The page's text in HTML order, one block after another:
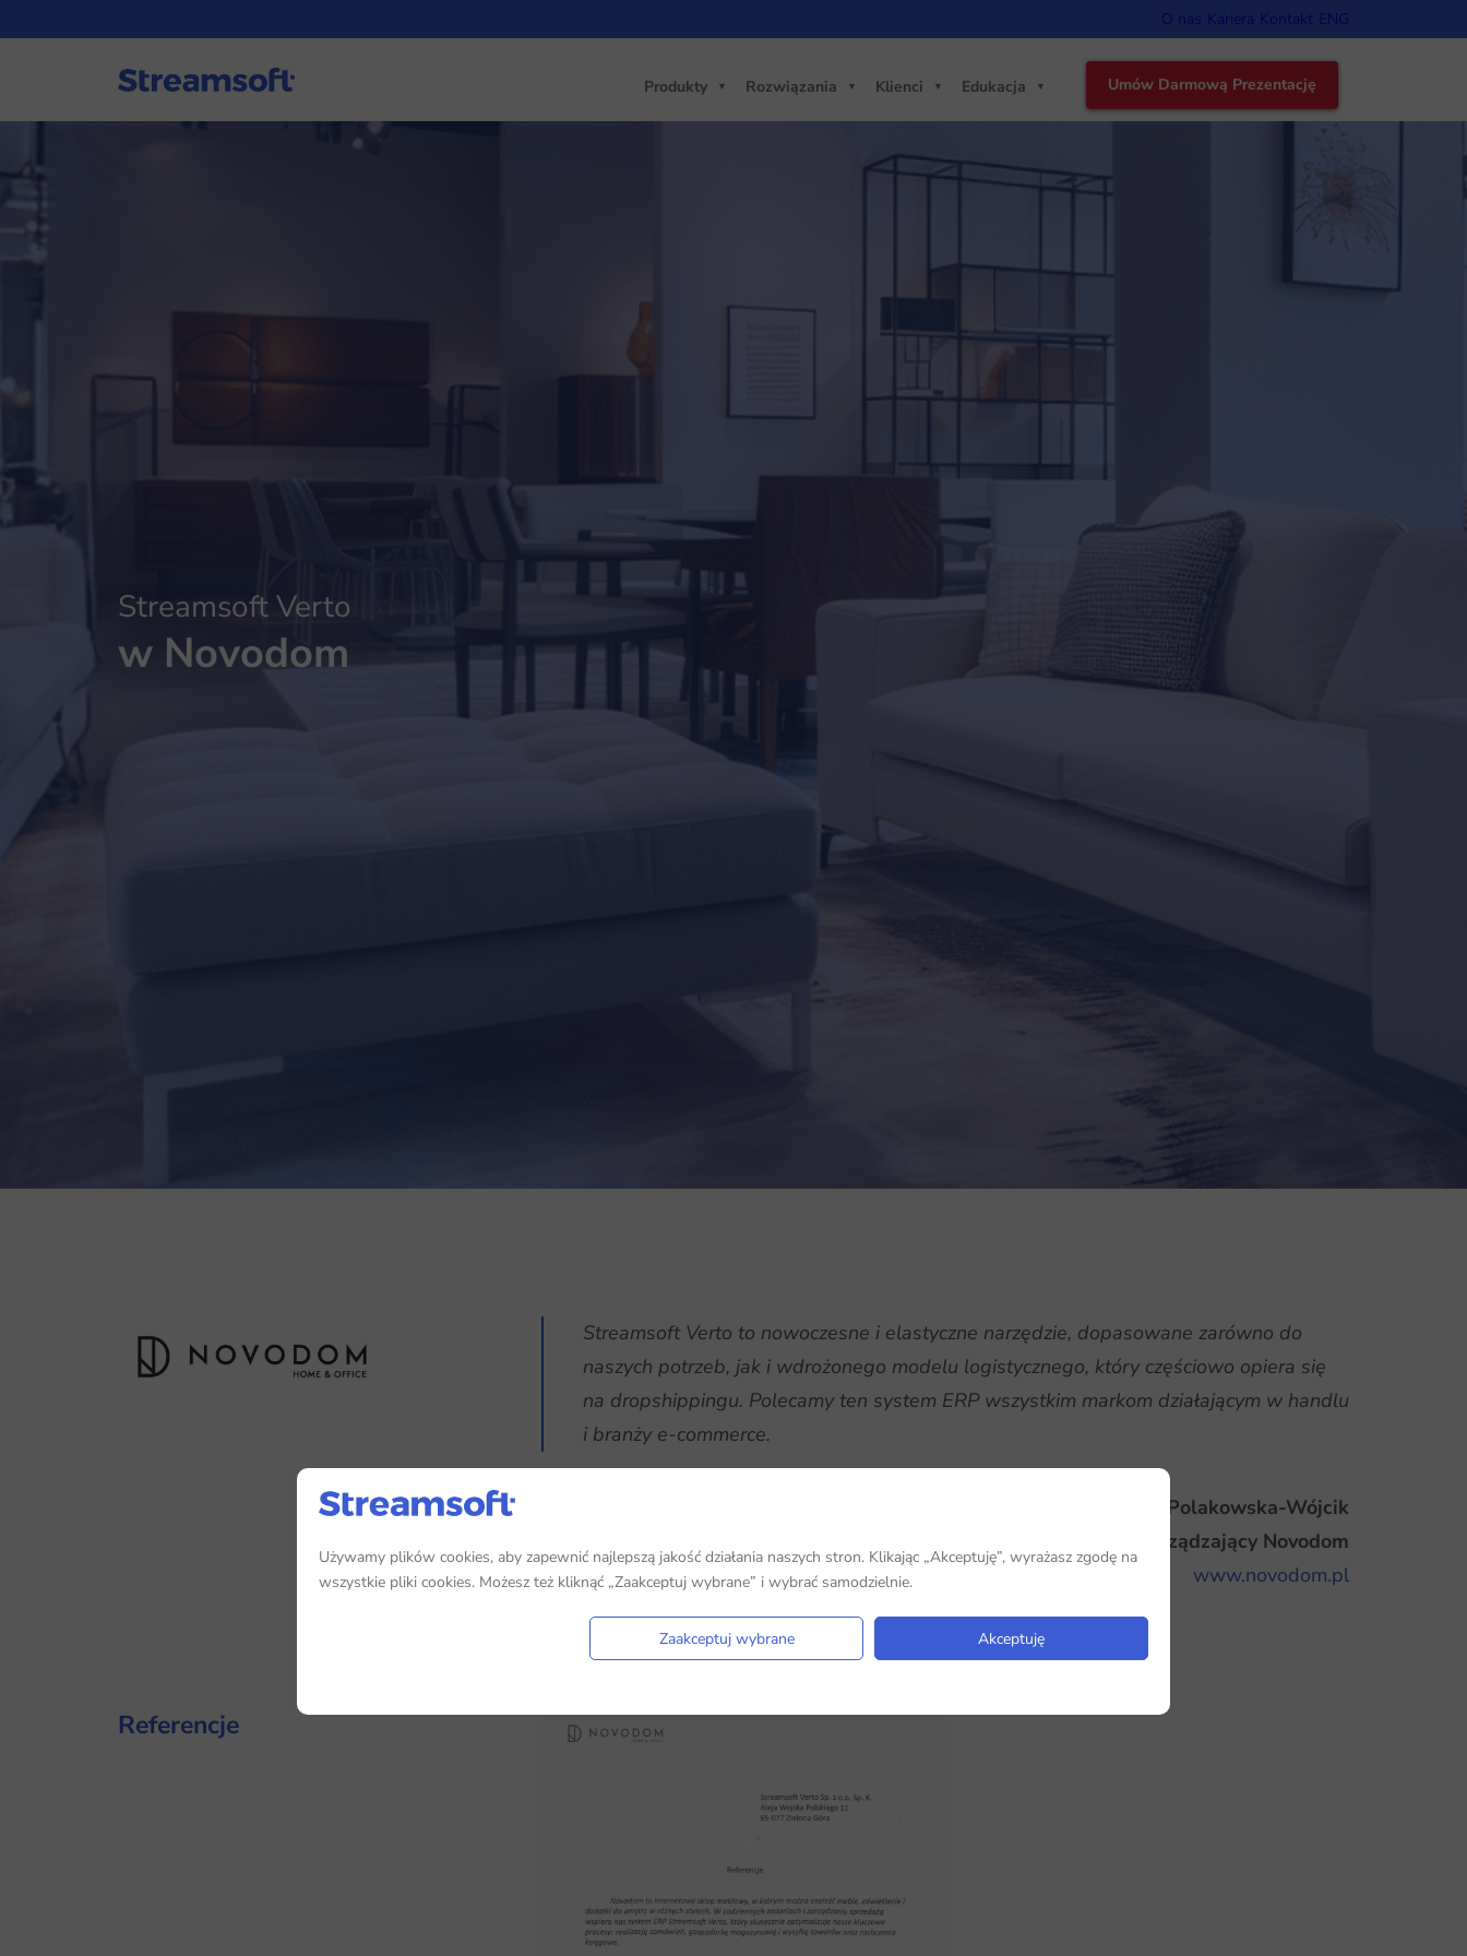
O nas Kariera Kontakt ENG
Produkty Rozwiązania Klienci Edukacja Umów Darmową Prezentację
Streamsoft Verto
w Novodom
Streamsoft Verto to nowoczesne i elastyczne narzędzie, dopasowane zarówno do
naszych potrzeb, jak i wdrożonego modelu logistycznego, który częściowo opiera się
na dropshippingu. Polecamy ten system ERP wszystkim markom działającym w handlu
i branży e-commerce.
Olga Polakowska-Wójcik
Dyrektor Zarządzający Novodom
www.novodom.pl
Referencje
Używamy plików cookies, aby zapewnić najlepszą jakość działania naszych stron. Klikając „Akceptuję”, wyrażasz zgodę na
wszystkie pliki cookies. Możesz też kliknąć „Zaakceptuj wybrane” i wybrać samodzielnie.
Zaakceptuj wybrane Akceptuję